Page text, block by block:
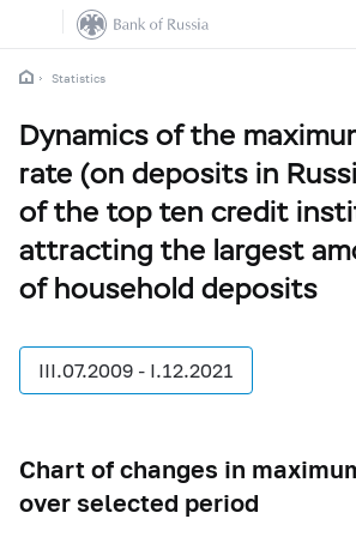
Statistics
Dynamics of the
rate (on deposits in
of the top ten credit
attracting the largest
of household deposits
III.07.2009 - I.12.2021
Chart of changes in
over selected period